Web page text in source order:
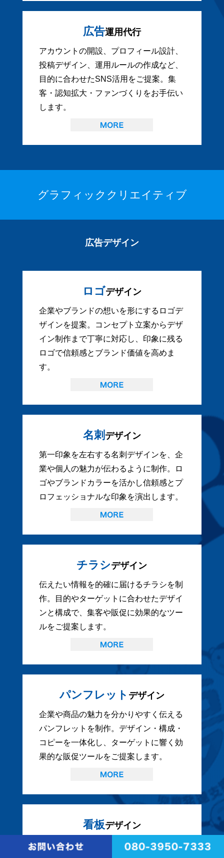
広告運用代行
アカウントの開設、プロフィール設計、
投稿デザイン、運用ルールの作成など、
目的に合わせたSNS活用をご提案。集
客・認知拡大・ファンづくりをお手伝い
します。
グラフィッククリエイティブ
広告デザイン
ロゴデザイン
企業やブランドの想いを形にするロゴデ
ザインを提案。コンセプト立案からデザ
イン制作まで丁寧に対応し、印象に残る
ロゴで信頼感とブランド価値を高めま
す。
名刺 デザイン
第一印象を左右する名刺デザインを、企
業や個人の魅力が伝わるように制作。ロ
ゴやブランドカラーを活かし信頼感とプ
ロフェッショナルな印象を演出します。
チラシデザイン
伝えたい情報を的確に届けるチラシを制
作。目的やターゲットに合わせたデザイ
ンと構成で、集客や販促に効果的なツー
ルをご提案します。
パンフレット デザイン
企業や商品の魅力を分かりやすく伝える
パンフレットを制作。デザイン・構成・
コピーを一体化し、ターゲットに響く効
果的な販促ツールをご提案します。
看板デザイン
視認性とデザイン性を両立した看板を制